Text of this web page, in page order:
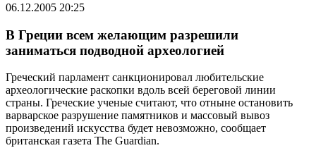
06.12.2005 20:25
В Греции всем желающим разрешили
заниматься подводной археологией
Греческий парламент санкционировал любительские
археологические раскопки вдоль всей береговой линии
страны. Греческие ученые считают, что отныне остановить
варварское разрушение памятников и массовый вывоз
произведений искусства будет невозможно, сообщает
британская газета The Guardian.